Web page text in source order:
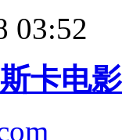
03:52
卡电